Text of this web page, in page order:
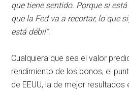
que tiene sentido. Porque si
que la Fed va a recortar, lo que
está débil”.
Cualquiera que sea el valor
rendimiento de los bonos, el
de EEUU, la de mejor resultados